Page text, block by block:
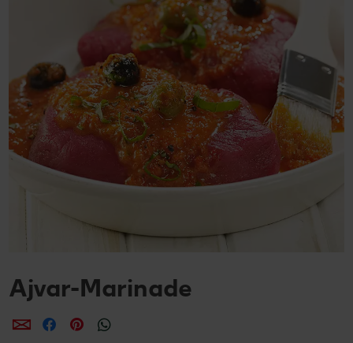
Ajvar-Marinade
per E-Mail teilen
per Facebook teilen
per Pinterest teilen